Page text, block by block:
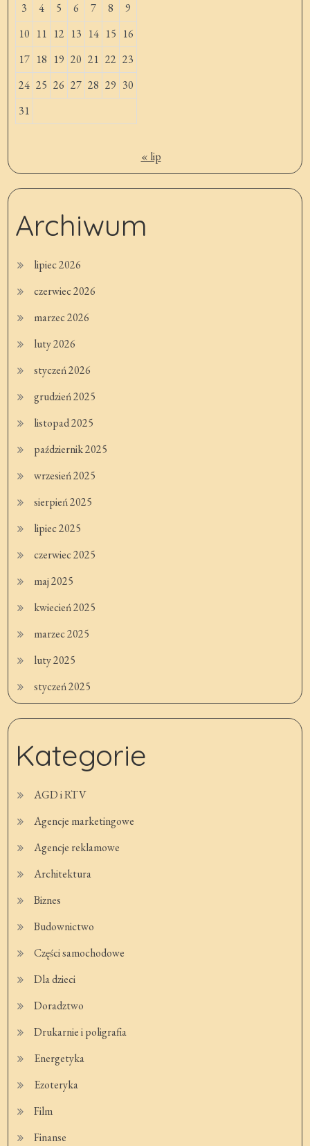
3
4 5 6 7 8
9
10 11 12 13 14 15 16
17 18 19 20 21 22 23
24 25 26 27 28 29 30
31
« lip
Archiwum
lipiec 2026
czerwiec 2026
marzec 2026
luty 2026
styczeń 2026
grudzień 2025
listopad 2025
październik 2025
wrzesień 2025
sierpień 2025
lipiec 2025
czerwiec 2025
maj 2025
kwiecień 2025
marzec 2025
luty 2025
styczeń 2025
Kategorie
AGD i RTV
Agencje marketingowe
Agencje reklamowe
Architektura
Biznes
Budownictwo
Części samochodowe
Dla dzieci
Doradztwo
Drukarnie i poligrafia
Energetyka
Ezoteryka
Film
Finanse